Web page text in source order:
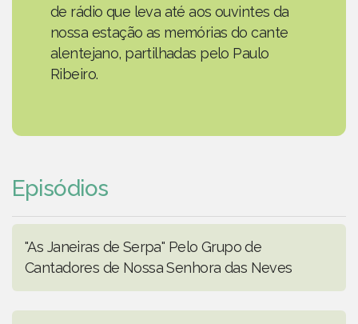
de rádio que leva até aos ouvintes da
nossa estação as memórias do cante
alentejano, partilhadas pelo Paulo
Ribeiro.
Episódios
"As Janeiras de Serpa" Pelo Grupo de
Cantadores de Nossa Senhora das Neves